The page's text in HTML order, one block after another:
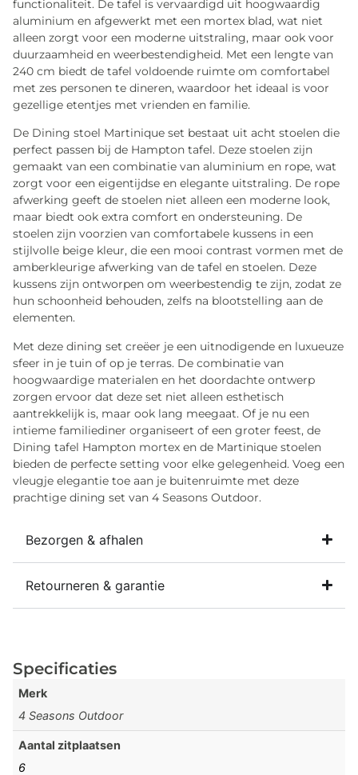
functionaliteit. De tafel is vervaardigd uit hoogwaardig
aluminium en afgewerkt met een mortex blad, wat niet
alleen zorgt voor een moderne uitstraling, maar ook voor
duurzaamheid en weerbestendigheid. Met een lengte van
240 cm biedt de tafel voldoende ruimte om comfortabel
met zes personen te dineren, waardoor het ideaal is voor
gezellige etentjes met vrienden en familie.
De Dining stoel Martinique set bestaat uit acht stoelen die
perfect passen bij de Hampton tafel. Deze stoelen zijn
gemaakt van een combinatie van aluminium en rope, wat
zorgt voor een eigentijdse en elegante uitstraling. De rope
afwerking geeft de stoelen niet alleen een moderne look,
maar biedt ook extra comfort en ondersteuning. De
stoelen zijn voorzien van comfortabele kussens in een
stijlvolle beige kleur, die een mooi contrast vormen met de
amberkleurige afwerking van de tafel en stoelen. Deze
kussens zijn ontworpen om weerbestendig te zijn, zodat ze
hun schoonheid behouden, zelfs na blootstelling aan de
elementen.
Met deze dining set creëer je een uitnodigende en luxueuze
sfeer in je tuin of op je terras. De combinatie van
hoogwaardige materialen en het doordachte ontwerp
zorgen ervoor dat deze set niet alleen esthetisch
aantrekkelijk is, maar ook lang meegaat. Of je nu een
intieme familiediner organiseert of een groter feest, de
Dining tafel Hampton mortex en de Martinique stoelen
bieden de perfecte setting voor elke gelegenheid. Voeg een
vleugje elegantie toe aan je buitenruimte met deze
prachtige dining set van 4 Seasons Outdoor.
Bezorgen & afhalen
Retourneren & garantie
Specificaties
Merk
4 Seasons Outdoor
Aantal zitplaatsen
6